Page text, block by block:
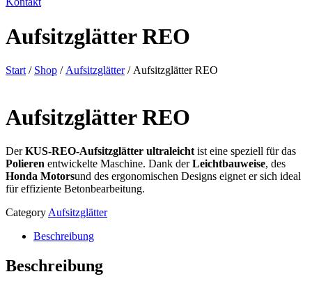
Aufsitzglätter REO
Start / Shop / Aufsitzglätter/ Aufsitzglätter REO
Aufsitzglätter REO
DerKUS-REO-Aufsitzglätter ultraleicht ist eine speziell für das
Polieren entwickelte Maschine. Dank derLeichtbauweise, des
Honda Motorsund des ergonomischen Designs eignet er sich ideal
für effiziente Betonbearbeitung.
Category Aufsitzglätter
Beschreibung
Beschreibung